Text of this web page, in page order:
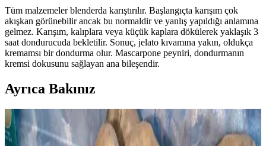
Tüm malzemeler blenderda karıştırılır. Başlangıçta karışım çok
akışkan görünebilir ancak bu normaldir ve yanlış yapıldığı anlamına
gelmez. Karışım, kalıplara veya küçük kaplara dökülerek yaklaşık 3
saat dondurucuda bekletilir. Sonuç, jelato kıvamına yakın, oldukça
kremamsı bir dondurma olur. Mascarpone peyniri, dondurmanın
kremsi dokusunu sağlayan ana bileşendir.
Ayrıca Bakınız
Dondurmada Graham Krakerlerin Kıtır Kalmasını
Sağlayan Teknikler ve Uygulamalar